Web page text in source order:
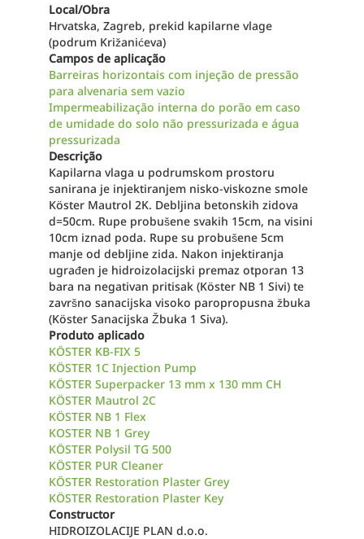
Local/Obra
Hrvatska, Zagreb, prekid kapilarne vlage
(podrum Križanićeva)
Campos de aplicação
Barreiras horizontais com injeção de pressão
para alvenaria sem vazio
Impermeabilização interna do porão em caso
de umidade do solo não pressurizada e água
pressurizada
Descrição
Kapilarna vlaga u podrumskom prostoru
sanirana je injektiranjem nisko-viskozne smole
Köster Mautrol 2K. Debljina betonskih zidova
d=50cm. Rupe probušene svakih 15cm, na visini
10cm iznad poda. Rupe su probušene 5cm
manje od debljine zida. Nakon injektiranja
ugrađen je hidroizolacijski premaz otporan 13
bara na negativan pritisak (Köster NB 1 Sivi) te
završno sanacijska visoko paropropusna žbuka
(Köster Sanacijska Žbuka 1 Siva).
Produto aplicado
KÖSTER KB-FIX 5
KÖSTER 1C Injection Pump
KÖSTER Superpacker 13 mm x 130 mm CH
KÖSTER Mautrol 2C
KÖSTER NB 1 Flex
KOSTER NB 1 Grey
KÖSTER Polysil TG 500
KÖSTER PUR Cleaner
KÖSTER Restoration Plaster Grey
KÖSTER Restoration Plaster Key
Constructor
HIDROIZOLACIJE PLAN d.o.o.